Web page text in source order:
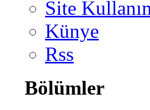
Site
Künye
Rss
Bölümler